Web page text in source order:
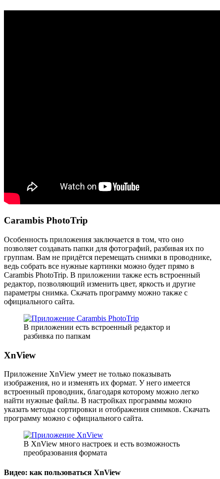
Carambis PhotoTrip
Особенность приложения заключается в том, что оно
позволяет создавать папки для фотографий, разбивая их по
группам. Вам не придётся перемещать снимки в проводнике,
ведь собрать все нужные картинки можно будет прямо в
Carambis PhotoTrip. В приложении также есть встроенный
редактор, позволяющий изменить цвет, яркость и другие
параметры снимка. Скачать программу можно также с
официального сайта.
В приложении есть встроенный редактор и
разбивка по папкам
XnView
Приложение XnView умеет не только показывать
изображения, но и изменять их формат. У него имеется
встроенный проводник, благодаря которому можно легко
найти нужные файлы. В настройках программы можно
указать методы сортировки и отображения снимков. Скачать
программу можно с официального сайта.
В XnView много настроек и есть возможность
преобразования формата
Видео: как пользоваться XnView